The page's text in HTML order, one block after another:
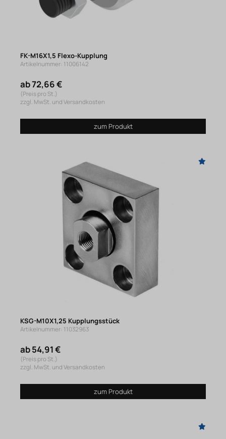
FK-M16X1,5 Flexo-Kupplung
Artikelnummer: 11006142
ab 72,66 €
(Preis pro St.)
zzgl. MwSt. und Versandkosten
zum Produkt
KSG-M10X1,25 Kupplungsstück
Artikelnummer: 11032963
ab 54,91 €
(Preis pro St.)
zzgl. MwSt. und Versandkosten
zum Produkt